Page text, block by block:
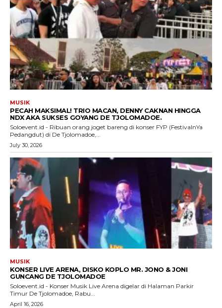
MUSIK
PECAH MAKSIMAL! TRIO MACAN, DENNY CAKNAN HINGGA
NDX AKA SUKSES GOYANG DE TJOLOMADOE.
Soloevent.id - Ribuan orang joget bareng di konser FYP (FestivalnYa
Pedangdut) di De Tjolomadoe,...
July 30, 2026
MUSIK
KONSER LIVE ARENA, DISKO KOPLO MR. JONO & JONI
GUNCANG DE TJOLOMADOE
Soloevent.id - Konser Musik Live Arena digelar di Halaman Parkir
Timur De Tjolomadoe, Rabu...
April 16, 2026